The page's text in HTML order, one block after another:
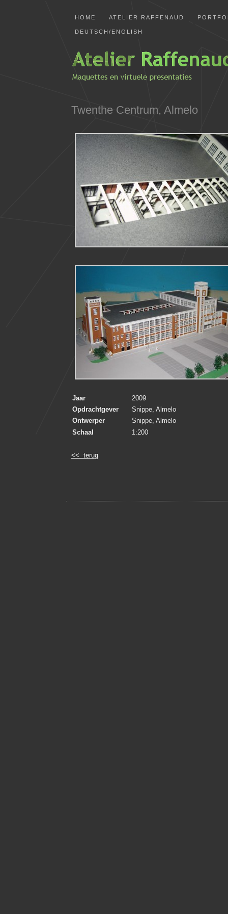
HOME ATELIER RAFFENAUD
DEUTSCH/ENGLISH
Twenthe Centrum, Almelo
Jaar
2009
Opdrachtgever
Snippe, Almelo
Ontwerper
Snippe, Almelo
Schaal
1:200
<< terug